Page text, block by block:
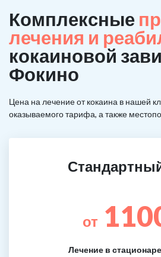
Комплексные
лечения и
кокаиновой
Фокино
Цена на лечение от кокаина в нашей
оказываемого тарифа, а также
от
Лечение в